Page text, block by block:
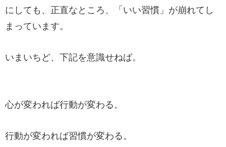
にしても、正直なところ、「いい習慣」が崩れてし
まっています。
いまいちど、下記を意識せねば。
心が変われば行動が変わる。
行動が変われば習慣が変わる。